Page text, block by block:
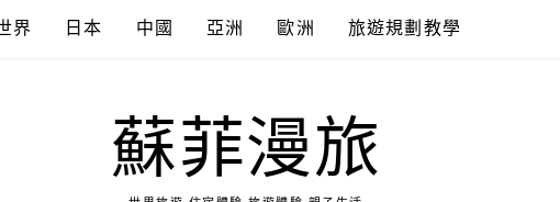
界 日本 中國 亞洲 歐洲 旅遊規劃教學
蘇菲漫旅